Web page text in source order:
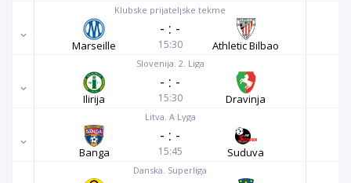
Klubske prijateljske tekme
Marseille
- : -
15:30 Athletic Bilbao
Slovenija. 2. Liga
Ilirija
- : -
15:30 Dravinja
Litva. A Lyga
Banga
- : -
15:45 Suduva
Danska. Superliga